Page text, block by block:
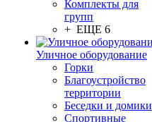
Комплекты для
групп
+ ЕЩЕ 6
Уличное оборудование
Горки
Благоустройство
территории
Беседки и домики
Спортивные